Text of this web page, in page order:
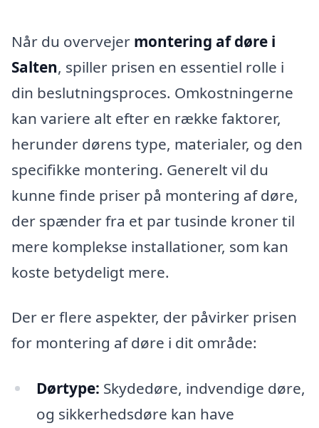
Når du overvejer montering af døre i
Salten, spiller prisen en essentiel rolle i
din beslutningsproces. Omkostningerne
kan variere alt efter en række faktorer,
herunder dørens type, materialer, og den
specifikke montering. Generelt vil du
kunne finde priser på montering af døre,
der spænder fra et par tusinde kroner til
mere komplekse installationer, som kan
koste betydeligt mere.
Der er flere aspekter, der påvirker prisen
for montering af døre i dit område:
Dørtype: Skydedøre, indvendige døre,
og sikkerhedsdøre kan have